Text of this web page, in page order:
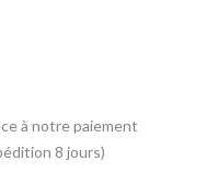
à notre paiement
8 jours)